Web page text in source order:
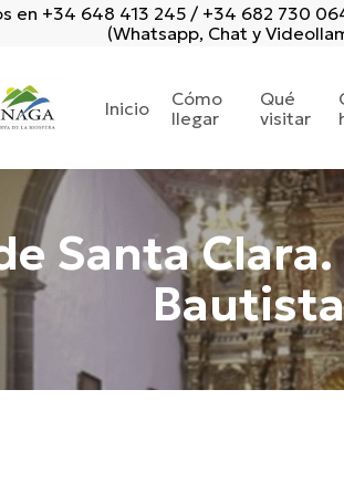
en +34 648 413 245 / +34 682 730
(Whatsapp, Chat y
Inicio
Cómo
llegar
Qué
visitar
Santa
Bautista